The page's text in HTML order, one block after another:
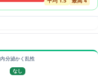
内分泌かく乱性
なし